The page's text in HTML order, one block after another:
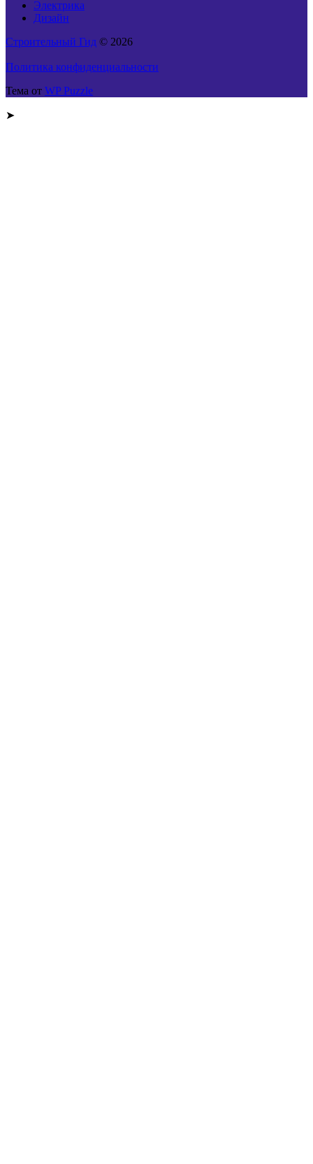
Электрика
Дизайн
Строительный Гид © 2026
Политика конфиденциальности
Тема от WP Puzzle
➤